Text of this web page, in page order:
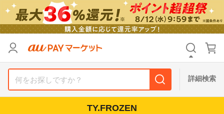
詳細検索
TY.FROZEN
支払い方法